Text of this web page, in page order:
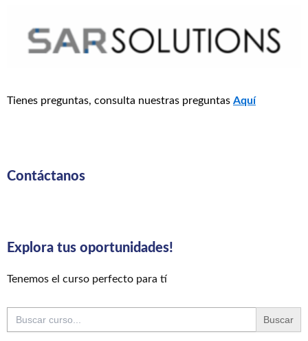
Tienes preguntas, consulta nuestras preguntas Aquí
Contáctanos
Explora tus oportunidades!
Tenemos el curso perfecto para tí
Buscar: